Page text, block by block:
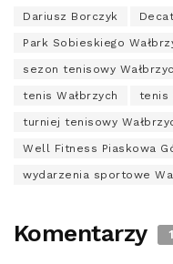
Dariusz Borczyk
Park Sobieskiego
sezon tenisowy
tenis Wałbrzych tenis
turniej tenisowy
Well Fitness Piaskowa
wydarzenia sportowe
Komentarzy 1